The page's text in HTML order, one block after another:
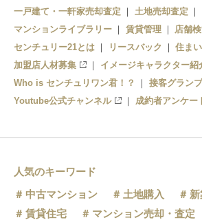
一戸建て・一軒家売却査定
土地売却査定
マンションライブラリー
賃貸管理
店舗
センチュリー21とは
リースバック
住ま
加盟店人材募集
イメージキャラクター紹
Who is センチュリワン君！？
接客グラン
Youtube公式チャンネル
成約者アンケー
人気のキーワード
中古マンション
土地購入
賃貸住宅
マンション売却・査定